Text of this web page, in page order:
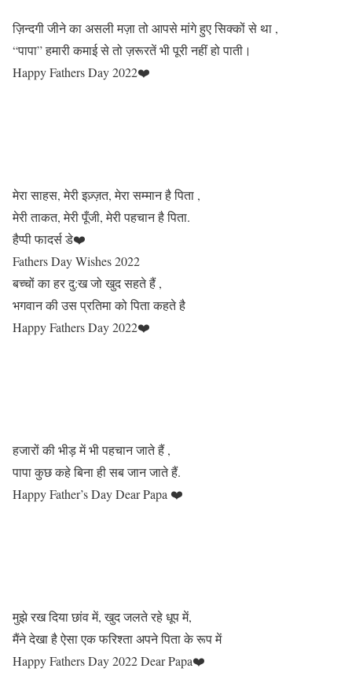
ज़िन्दगी जीने का असली मज़ा तो आपसे मांगे हुए सिक्कों से था ,
“पापा” हमारी कमाई से तो ज़रूरतें भी पूरी नहीं हो पाती।
Happy Fathers Day 2022❤️
मेरा साहस, मेरी इज़्ज़त, मेरा सम्मान है पिता ,
मेरी ताकत, मेरी पूँजी, मेरी पहचान है पिता.
हैप्पी फादर्स डे❤️
Fathers Day Wishes 2022
बच्चों का हर दु:ख जो खुद सहते हैं ,
भगवान की उस प्रतिमा को पिता कहते है
Happy Fathers Day 2022❤️
हजारों की भीड़ में भी पहचान जाते हैं ,
पापा कुछ कहे बिना ही सब जान जाते हैं.
Happy Father’s Day Dear Papa ❤️
मुझे रख दिया छांव में, खुद जलते रहे धूप में,
मैंने देखा है ऐसा एक फरिश्ता अपने पिता के रूप में
Happy Fathers Day 2022 Dear Papa❤️